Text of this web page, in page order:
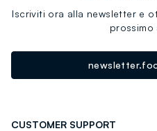
Iscriviti ora alla newsletter e
CUSTOMER SUPPORT